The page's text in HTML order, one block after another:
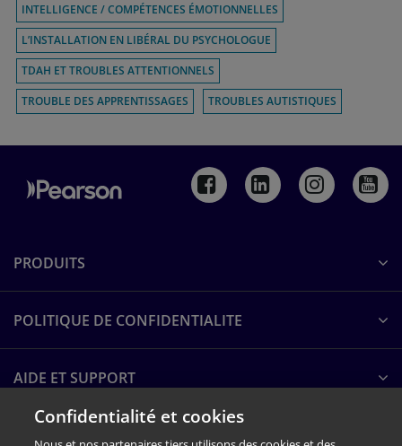
INTELLIGENCE / COMPÉTENCES ÉMOTIONNELLES
L’INSTALLATION EN LIBÉRAL DU PSYCHOLOGUE
TDAH ET TROUBLES ATTENTIONNELS
TROUBLE DES APPRENTISSAGES
TROUBLES AUTISTIQUES
PRODUITS
POLITIQUE DE CONFIDENTIALITE
AIDE ET SUPPORT
A PROPOS DE PEARSON
Confidentialité et cookies